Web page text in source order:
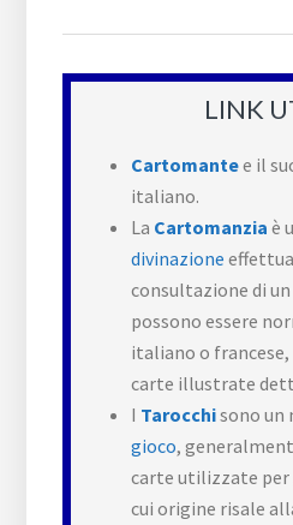
LINK
Cartomantee il
italiano.
La Cartomanzia è
divinazione
consultazione di un
possono essere
italiano o francese,
carte illustrate
I Tarocchisono un
gioco,
carte utilizzate per
cui origine risale